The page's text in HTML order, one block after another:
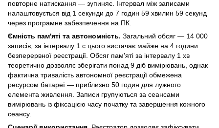
повторне натискання — зупиняє. Інтервал між записами
налаштовується від 1 секунди до 7 годин 59 хвилин 59 секунд
через програмне забезпечення на ПК.
Ємність пам'яті та автономність. Загальний обсяг — 14 000
записів; за інтервалу 1 с цього вистачає майже на 4 години
безперервної реєстрації. Обсяг пам'яті за інтервалу 1 хв
теоретично дозволяє зберігати понад 9 діб вимірювань, однак
фактична тривалість автономної реєстрації обмежена
ресурсом батареї — приблизно 50 годин для лужного
елемента живлення. Записи групуються за сеансами
вимірювань із фіксацією часу початку та завершення кожного
сеансу.